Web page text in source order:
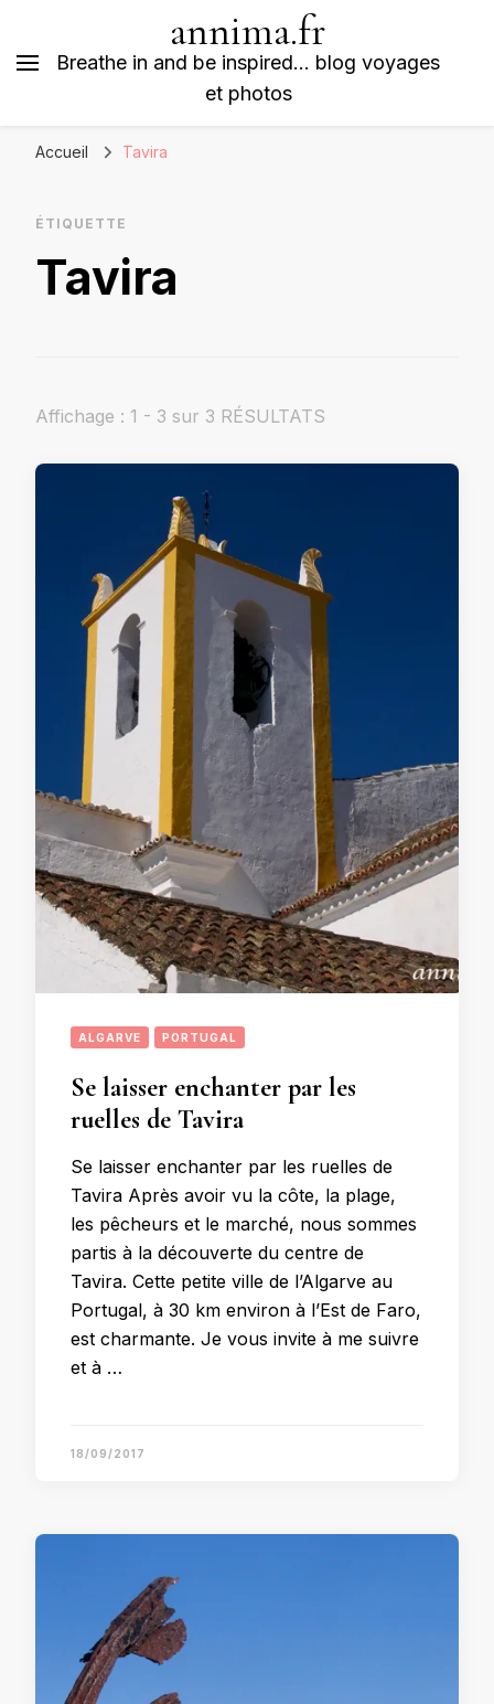
annima.fr
Breathe in and be inspired… blog voyages
et photos
Accueil Tavira
ÉTIQUETTE
Tavira
Affichage : 1 - 3 sur 3 RÉSULTATS
ALGARVE PORTUGAL
Se laisser enchanter par les
ruelles de Tavira
Se laisser enchanter par les ruelles de
Tavira Après avoir vu la côte, la plage,
les pêcheurs et le marché, nous sommes
partis à la découverte du centre de
Tavira. Cette petite ville de l’Algarve au
Portugal, à 30 km environ à l’Est de Faro,
est charmante. Je vous invite à me suivre
et à …
18/09/2017